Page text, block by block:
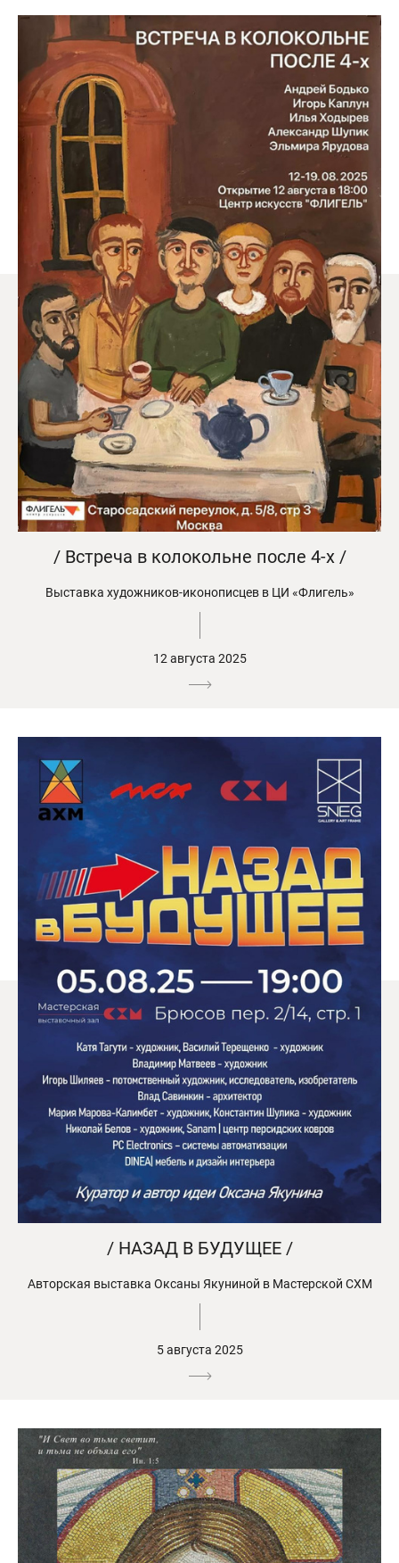
/ Встреча в колокольне после 4-х /
Выставка художников-иконописцев в ЦИ «Флигель»
12 августа 2025
/ НАЗАД В БУДУЩЕЕ /
Авторская выставка Оксаны Якуниной в Мастерской СХМ
5 августа 2025